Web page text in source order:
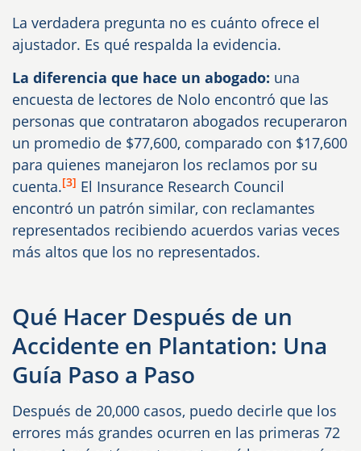
La verdadera pregunta no es cuánto ofrece el
ajustador. Es qué respalda la evidencia.
La diferencia que hace un abogado: una
encuesta de lectores de Nolo encontró que las
personas que contrataron abogados recuperaron
un promedio de $77,600, comparado con $17,600
para quienes manejaron los reclamos por su
cuenta.[3] El Insurance Research Council
encontró un patrón similar, con reclamantes
representados recibiendo acuerdos varias veces
más altos que los no representados.
Qué Hacer Después de un
Accidente en Plantation: Una
Guía Paso a Paso
Después de 20,000 casos, puedo decirle que los
errores más grandes ocurren en las primeras 72